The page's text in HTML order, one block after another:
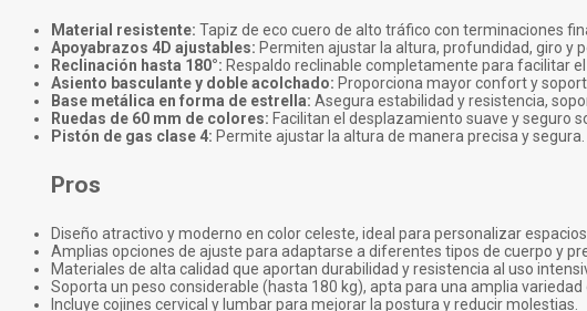
Material resistente: Tapiz de eco cuero de alto tráfico con terminaciones
Apoyabrazos 4D ajustables: Permiten ajustar la altura, profundidad, giro y
Reclinación hasta 180°: Respaldo reclinable completamente para facilitar
Asiento basculante y doble acolchado: Proporciona mayor confort y
Base metálica en forma de estrella: Asegura estabilidad y resistencia,
Ruedas de 60 mm de colores: Facilitan el desplazamiento suave y seguro
Pistón de gas clase 4: Permite ajustar la altura de manera precisa y segura.
Pros
Diseño atractivo y moderno en color celeste, ideal para personalizar
Amplias opciones de ajuste para adaptarse a diferentes tipos de cuerpo y
Materiales de alta calidad que aportan durabilidad y resistencia al uso
Soporta un peso considerable (hasta 180 kg), apta para una amplia variedad
Incluye cojines cervical y lumbar para mejorar la postura y reducir molestias.